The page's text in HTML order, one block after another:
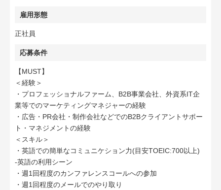
雇用形態
正社員
応募条件
【MUST】
＜経験＞
・プロフェッショナルファーム、B2B事業会社、外資系IT企
業等でのマーケティングマネジャーの経験
・広告・PR会社・制作会社などでのB2Bクライアントサポー
ト・マネジメントの経験
＜スキル＞
・英語での簡単なコミュニケション力(目安TOEIC:700以上)
-英語の利用シーン
・週1回程度のカンファレンスコールへの参加
・週1回程度のメールでのやり取り